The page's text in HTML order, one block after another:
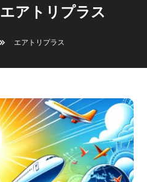
エアトリプラス
エアトリプラス